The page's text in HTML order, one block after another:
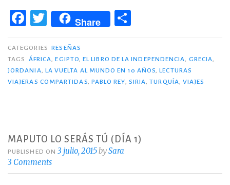
libro
la
independencia’»
F
c
e
b
k
T
w
it
te
r
Share
p
ar
CATEGORIES RESEÑAS
TAGS
ÁFRICA,EGIPTO,EL LIBRO DE LA INDEPENDENCIA, GRECIA,
JORDANIA, LA VUELTA AL MUNDO EN 10 AÑOS,LECTURAS
VIAJERAS COMPARTIDAS, PABLO REY, SIRIA,TURQUÍA, VIAJES
MAPUTO LO SERÁS TÚ (DÍA 1)
PUBLISHED ON3 julio, 2015bySara
3 Comments